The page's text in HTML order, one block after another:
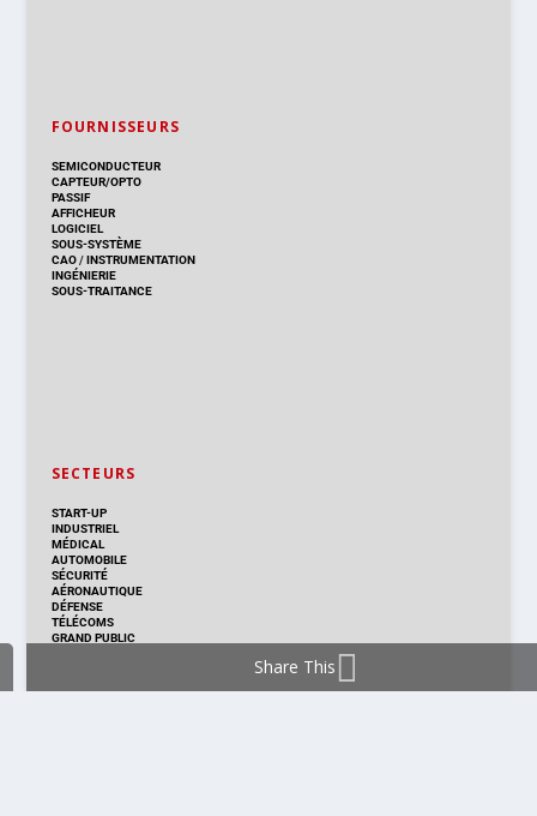
FOURNISSEURS
SEMICONDUCTEUR
CAPTEUR/OPTO
PASSIF
AFFICHEUR
LOGICIEL
SOUS-SYSTÈME
CAO/INSTRUMENTATION
INGÉNIERIE
SOUS-TRAITANCE
SECTEURS
START-UP
INDUSTRIEL
MÉDICAL
AUTOMOBILE
SÉCURITÉ
AÉRONAUTIQUE
DÉFENSE
TÉLÉCOMS
GRAND PUBLIC
Share This